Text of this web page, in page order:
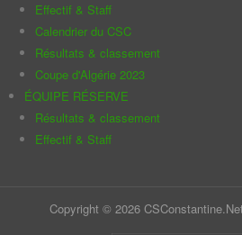
Effectif & Staff
Calendrier du CSC
Résultats & classement
Coupe d'Algérie 2023
ÉQUIPE RÉSERVE
Résultats & classement
Effectif & Staff
Copyright © 2026